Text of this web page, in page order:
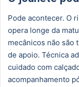
Pode acontecer. O
opera longe da
mecânicos não são
de apoio. Técnica
cuidado com
acompanhamento